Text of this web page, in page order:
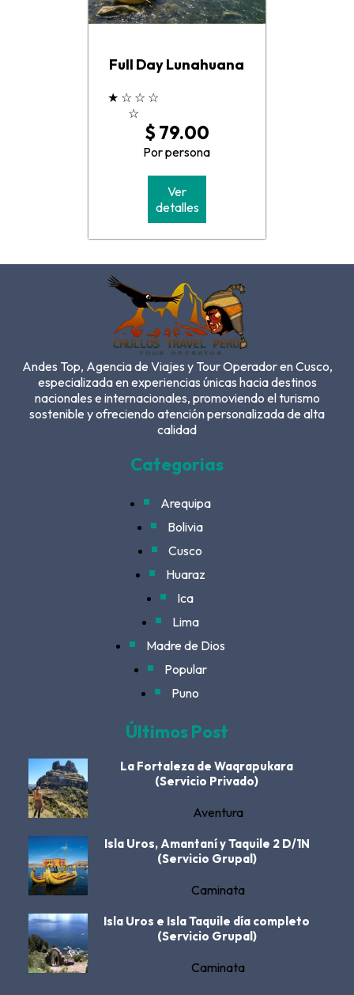
Full Day Lunahuana
★ ☆ ☆ ☆
☆
$ 79.00
Por persona
Ver
detalles
Andes Top, Agencia de Viajes y Tour Operador en Cusco,
especializada en experiencias únicas hacia destinos
nacionales e internacionales, promoviendo el turismo
sostenible y ofreciendo atención personalizada de alta
calidad
Categorias
Arequipa
Bolivia
Cusco
Huaraz
Ica
Lima
Madre de Dios
Popular
Puno
Últimos Post
La Fortaleza de Waqrapukara
(Servicio Privado)
Aventura
Isla Uros, Amantaní y Taquile 2 D/1N
(Servicio Grupal)
Caminata
Isla Uros e Isla Taquile día completo
(Servicio Grupal)
Caminata